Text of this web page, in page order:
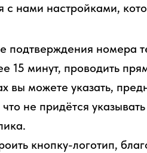
с нами настройками,
подтверждения номера
15 минут, проводить
вы можете указать,
не придётся
кнопку-логотип,